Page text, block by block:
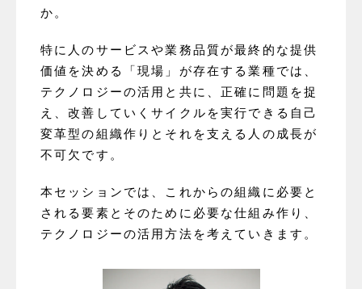
か。
特に人のサービスや業務品質が最終的な提供
価値を決める「現場」が存在する業種では、
テクノロジーの活用と共に、正確に問題を捉
え、改善していくサイクルを実行できる自己
変革型の組織作りとそれを支える人の成長が
不可欠です。
本セッションでは、これからの組織に必要と
される要素とそのために必要な仕組み作り、
テクノロジーの活用方法を考えていきます。